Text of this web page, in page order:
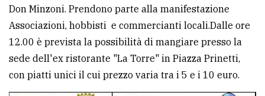
Don Minzoni. Prendono parte alla manifestazione
Associazioni, hobbisti e commercianti locali.Dalle ore
12.00 è prevista la possibilità di mangiare presso la
sede dell'ex ristorante "La Torre" in Piazza Prinetti,
con piatti unici il cui prezzo varia tra i 5 e i 10 euro.